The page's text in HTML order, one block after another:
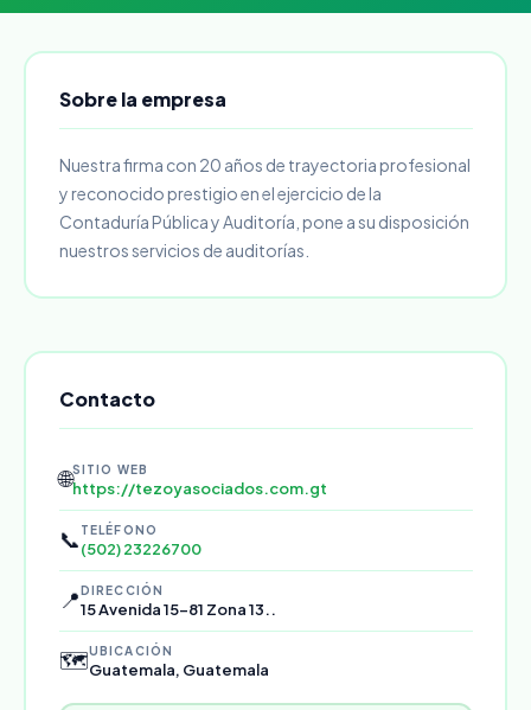
Sobre la empresa
Nuestra firma con 20 años de trayectoria profesional
y reconocido prestigio en el ejercicio de la
Contaduría Pública y Auditoría, pone a su disposición
nuestros servicios de auditorías.
Contacto
🌐SITIO WEB
https://tezoyasociados.com.gt
📞 TELÉFONO
(502) 23226700
📍DIRECCIÓN
15 Avenida 15-81 Zona 13..
🗺️UBICACIÓN
Guatemala, Guatemala